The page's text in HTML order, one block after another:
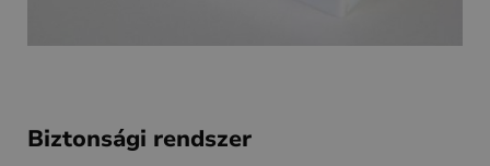
Biztonsági rendszer